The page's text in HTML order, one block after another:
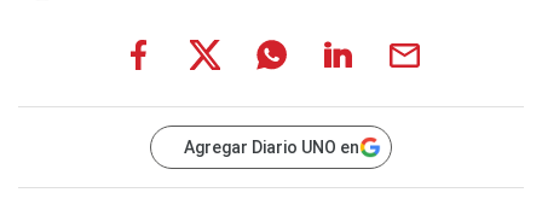
Agregar Diario UNO en